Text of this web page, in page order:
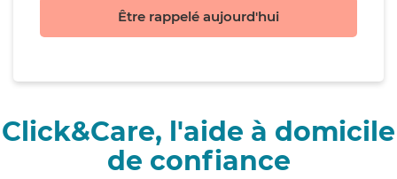
Être rappelé aujourd'hui
Click&Care, l'aide à domicile
de confiance